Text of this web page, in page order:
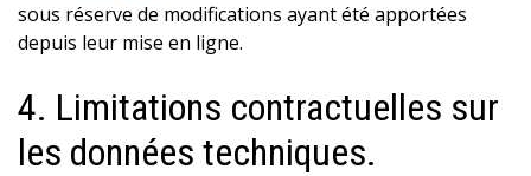
sous réserve de modifications ayant été apportées
depuis leur mise en ligne.
4. Limitations contractuelles sur
les données techniques.